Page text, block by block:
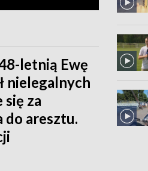
letnią Ewę
nielegalnych
za
do aresztu.